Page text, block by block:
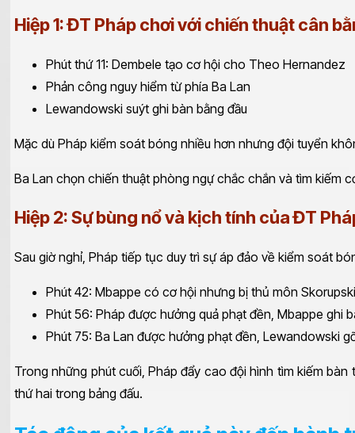
Hiệp 1: ĐT Pháp chơi với chiến thuật cân
Phút thứ 11: Dembele tạo cơ hội cho Theo Hernandez
Phản công nguy hiểm từ phía Ba Lan
Lewandowski suýt ghi bàn bằng đầu
Mặc dù Pháp kiểm soát bóng nhiều hơn nhưng đội tuyển
Ba Lan chọn chiến thuật phòng ngự chắc chắn và tìm kiếm
Hiệp 2: Sự bùng nổ và kịch tính của ĐT
Sau giờ nghỉ, Pháp tiếp tục duy trì sự áp đảo về kiểm soát
Phút 42: Mbappe có cơ hội nhưng bị thủ môn
Phút 56: Pháp được hưởng quả phạt đền, Mbappe ghi
Phút 75: Ba Lan được hưởng phạt đền, Lewandowski
Trong những phút cuối, Pháp đẩy cao đội hình tìm kiếm
thứ hai trong bảng đấu.